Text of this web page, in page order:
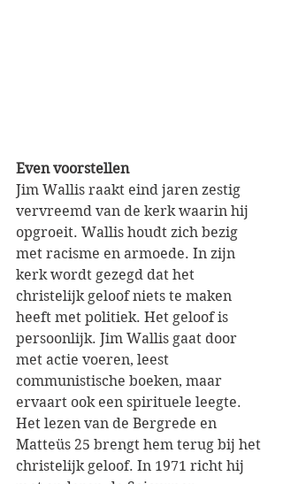
Even voorstellen
Jim Wallis raakt eind jaren zestig
vervreemd van de kerk waarin hij
opgroeit. Wallis houdt zich bezig
met racisme en armoede. In zijn
kerk wordt gezegd dat het
christelijk geloof niets te maken
heeft met politiek. Het geloof is
persoonlijk. Jim Wallis gaat door
met actie voeren, leest
communistische boeken, maar
ervaart ook een spirituele leegte.
Het lezen van de Bergrede en
Matteüs 25 brengt hem terug bij het
christelijk geloof. In 1971 richt hij